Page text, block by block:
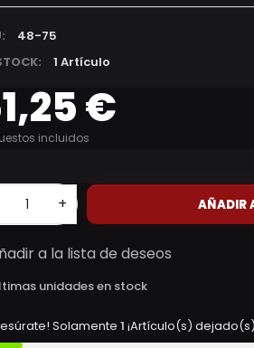
48-75
1 Artículo
€
incluidos
+ AÑADIR
a la lista de deseos
unidades en stock
Solamente 1 ¡Artículo(s)